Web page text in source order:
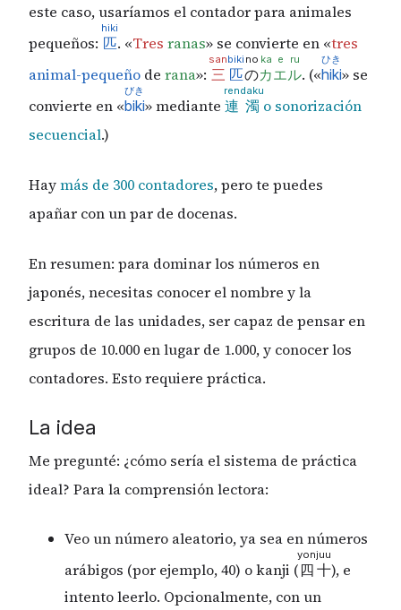
este caso, usaríamos el contador para animales
pequeños: 匹
hiki
. «Tres ranas» se convierte en «tres
animal-pequeño de rana»: 三
san
匹
biki
の
no
カ
ka
エ
e
ル
ru
. («hiki
ひき
» se
convierte en «biki
びき
» mediante 連
ren
濁
daku
o sonorización
secuencial.)
Haymás de 300 contadores, pero te puedes
apañar con un par de docenas.
En resumen: para dominar los números en
japonés, necesitas conocer el nombre y la
escritura de las unidades, ser capaz de pensar en
grupos de 10.000 en lugar de 1.000, y conocer los
contadores. Esto requiere práctica.
La idea
Me pregunté: ¿cómo sería el sistema de práctica
ideal? Para la comprensión lectora:
Veo un número aleatorio, ya sea en números
arábigos (por ejemplo, 40) o kanji ( 四
yon
十
juu
), e
intento leerlo. Opcionalmente, con un